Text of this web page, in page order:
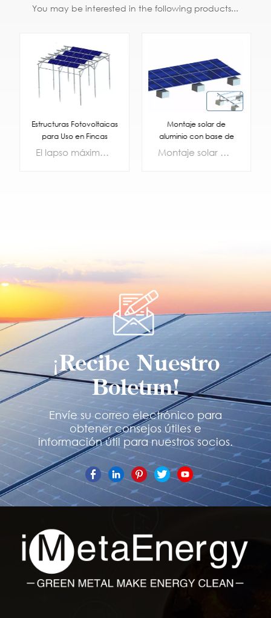
You may be interested in the following products...
Estructuras Fotovoltaicas
para Uso en Fincas
Agrícolas
El lapso máximo de diseño puede alcanzar los 6 m, lo que facilita el manejo de maquinaria agrícola grande. De acuerdo con las condiciones geográficas de la granja, el esquema de arreglo puede hacer frente de manera flexible a las condiciones de transmisión de luz de diferentes cultivos, lo que puede satisfacer la demanda de irradiación solar de los cultivos y no afecta la generación de energía de la central eléctrica con la premisa de garantizar el rendimiento de los cultivos.
MÁS
Montaje solar de
aluminio con base de
hormigón.
Montaje solar de aluminio con base de hormigón.
¡Recibe Nuestro
Boletín!
Envíe su correo electrónico para
obtener consejos útiles e
información útil para nuestros socios.